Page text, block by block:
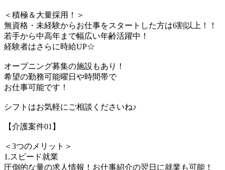
＜積極＆大量採用！＞
無資格・未経験からお仕事をスタートした方は6割以上！！
若手から中高年まで幅広い年齢活躍中！
経験者はさらに時給UP☆
オープニング募集の施設もあり！
希望の勤務可能曜日や時間帯で
お仕事可能です！
シフトはお気軽にご相談くださいね♪
【介護案件01】
＜3つのメリット＞
1.スピード就業
圧倒的な量の求人情報！お仕事紹介の翌日に就業も可能！